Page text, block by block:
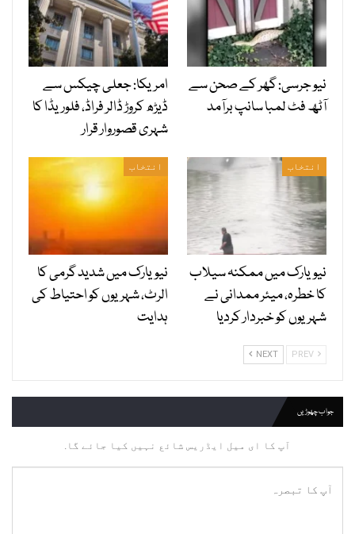
نیو جرسی: گھر کے صحن سے
آٹھ فٹ لمبا سانپ برآمد
امریکا: جعلی چیکس سے
ڈیڑھ کروڑ ڈالر فراڈ، فلوریڈا کا
شہری قصوروار قرار
انتخاب
نیویارک میں ممکنہ سیلاب
کا خطرہ، میئر ممدانی نے
شہریوں کو خبردار کردیا
انتخاب
نیویارک میں شدید گرمی کا
الرٹ، شہریوں کو احتیاط کی
ہدایت
NEXT
جواب چھوڑیں
آپ کا ای میل ایڈریس شائع نہیں کیا جائے گا.